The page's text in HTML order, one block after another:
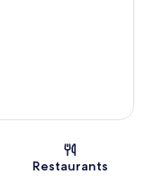
Restaurants